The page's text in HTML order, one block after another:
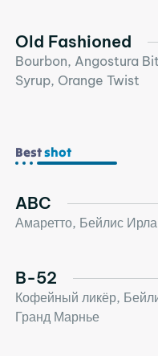
Old Fashioned
Bourbon, Angostura
Syrup, Orange Twist
Bestshot
ABC
Амаретто, Бейлис
B-52
Кофейный ликёр,
Гранд Марнье